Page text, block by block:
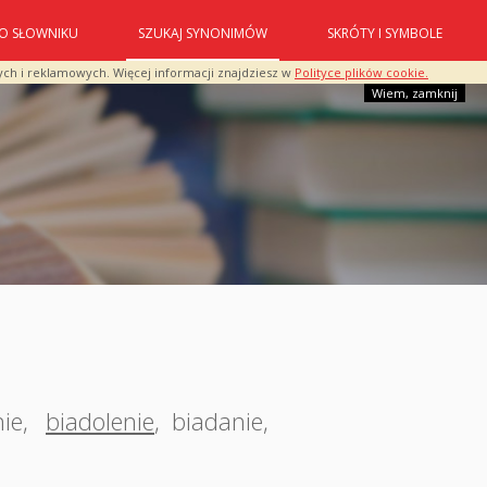
i reklamowych. Więcej informacji znajdziesz w Polityce plików cookie.
Wiem, zamknij
O SŁOWNIKU SZUKAJ SYNONIMÓW SKRÓTY I SYMBOLE
, biadolenie, biadanie,